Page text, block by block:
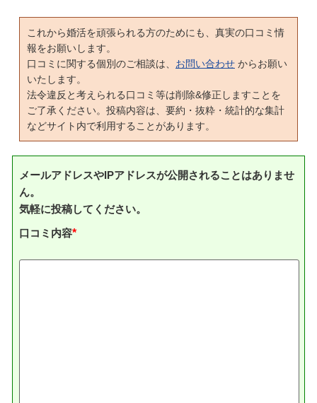
これから婚活を頑張られる方のためにも、真実の口コミ情
報をお願いします。
口コミに関する個別のご相談は、 お問い合わせ からお願い
いたします。
法令違反と考えられる口コミ等は削除&修正しますことを
ご了承ください。投稿内容は、要約・抜粋・統計的な集計
などサイト内で利用することがあります。
メールアドレスやIPアドレスが公開されることはありませ
ん。
気軽に投稿してください。
口コミ内容*